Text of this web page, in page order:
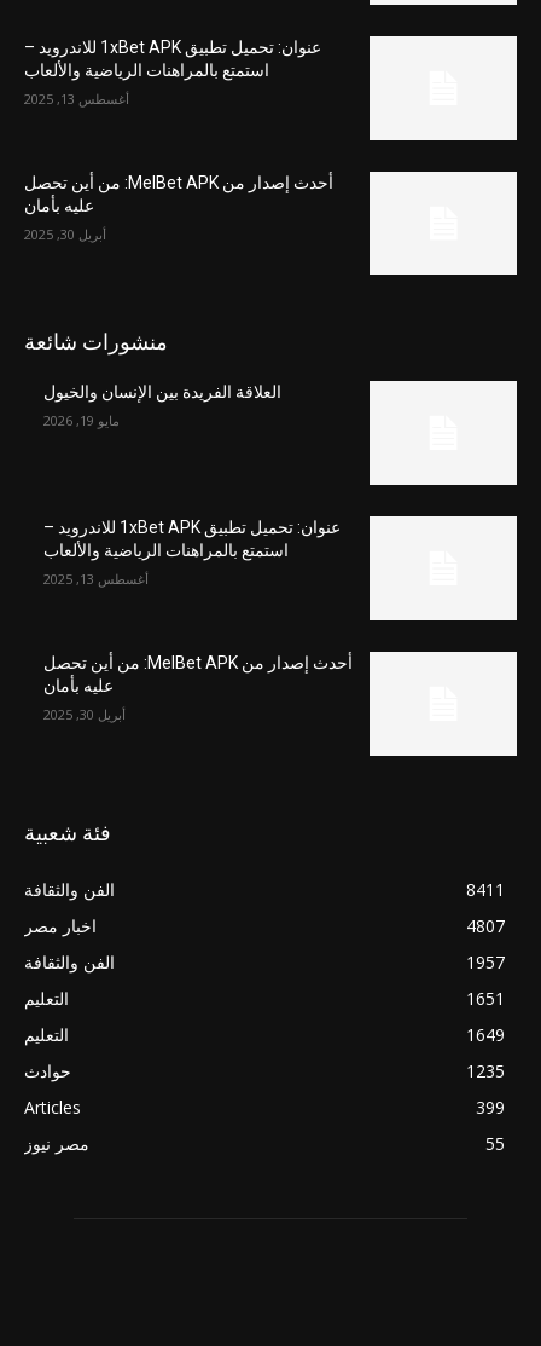
عنوان: تحميل تطبيق 1xBet APK للاندرويد –
استمتع بالمراهنات الرياضية والألعاب
أغسطس 13, 2025
أحدث إصدار من MelBet APK: من أين تحصل
عليه بأمان
أبريل 30, 2025
منشورات شائعة
العلاقة الفريدة بين الإنسان والخيول
مايو 19, 2026
عنوان: تحميل تطبيق 1xBet APK للاندرويد –
استمتع بالمراهنات الرياضية والألعاب
أغسطس 13, 2025
أحدث إصدار من MelBet APK: من أين تحصل
عليه بأمان
أبريل 30, 2025
فئة شعبية
الفن والثقافة
8411
اخبار مصر
4807
الفن والثقافة
1957
التعليم
1651
التعليم
1649
حوادث
1235
Articles
399
مصر نيوز
55